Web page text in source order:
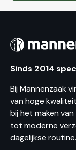
Sinds 2014
Bij Mannenzaak
van hoge
bij het maken
tot moderne
dagelijkse routine.